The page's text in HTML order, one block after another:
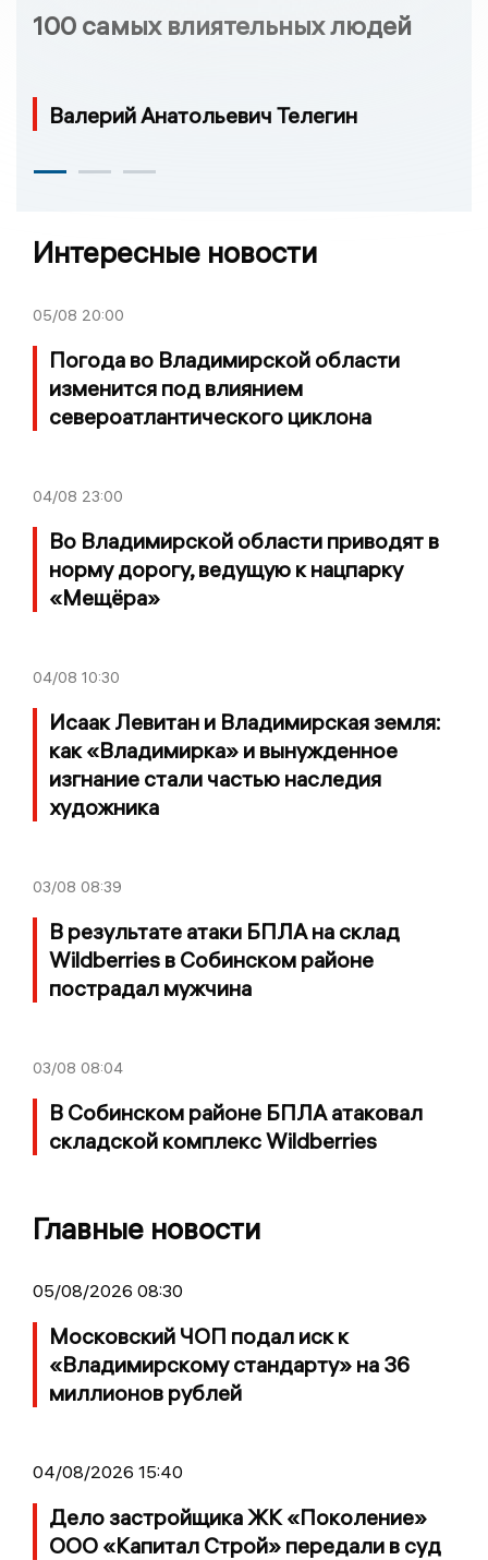
100 самых влиятельных людей
Валерий Анатольевич Телегин
Интересные новости
05/08 20:00
Погода во Владимирской области
изменится под влиянием
североатлантического циклона
04/08 23:00
Во Владимирской области приводят в
норму дорогу, ведущую к нацпарку
«Мещёра»
04/08 10:30
Исаак Левитан и Владимирская земля:
как «Владимирка» и вынужденное
изгнание стали частью наследия
художника
03/08 08:39
В результате атаки БПЛА на склад
Wildberries в Собинском районе
пострадал мужчина
03/08 08:04
В Собинском районе БПЛА атаковал
складской комплекс Wildberries
Главные новости
05/08/2026 08:30
Московский ЧОП подал иск к
«Владимирскому стандарту» на 36
миллионов рублей
04/08/2026 15:40
Дело застройщика ЖК «Поколение»
ООО «Капитал Строй» передали в суд